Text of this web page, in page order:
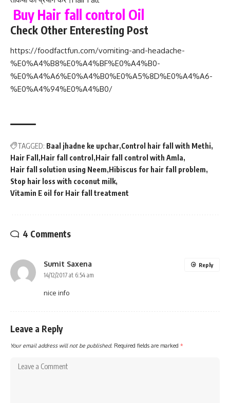
Buy Hair fall control Oil
Check Other Enteresting Post
https://foodfactfun.com/vomiting-and-headache-
%E0%A4%B8%E0%A4%BF%E0%A4%B0-
%E0%A4%A6%E0%A4%B0%E0%A5%8D%E0%A4%A6-
%E0%A4%94%E0%A4%B0/
TAGGED: Baal jhadne ke upchar Control hair fall with Methi
Hair Fall
Hair fall control Hair fall control with Amla
Hair fall solution using Neem Hibiscus for hair fall problem
Stop hair loss with coconut milk
Vitamin E oil for Hair fall treatment
4 Comments
Sumit Saxena
14/12/2017 at 6:54 am
nice info
Reply
Leave a Reply
Your email address will not be published. Required fields are marked *